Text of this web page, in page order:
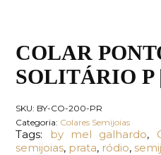
COLAR
SOLITÁRIO P
SKU: BY-CO-200-PR
Categoria: Colares Semijoias
Tags: by mel galhardo,
semijoias, prata, ródio,